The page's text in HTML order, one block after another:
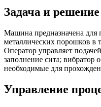
Задача и решение
Машина предназначена для
металлических порошков в
Оператор управляет
заполнение сита; вибратор
необходимые для
Управление